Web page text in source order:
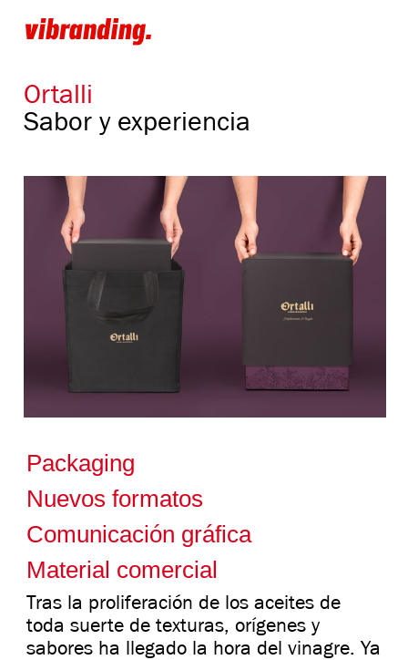
Ortalli
Sabor y experiencia
Packaging
Nuevos formatos
Comunicación gráfica
Material comercial
Tras la proliferación de los aceites de
toda suerte de texturas, orígenes y
sabores ha llegado la hora del vinagre. Ya